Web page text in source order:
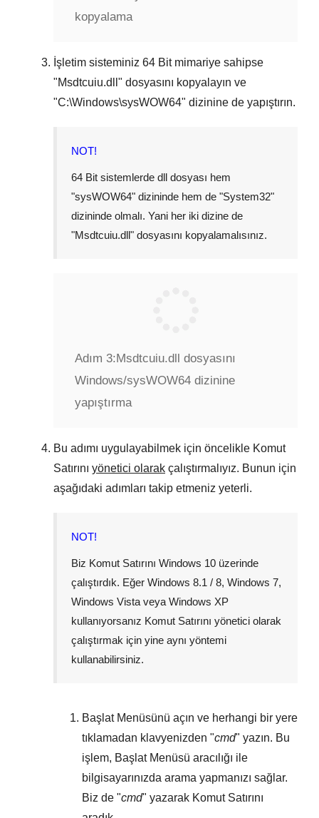
kopyalama
İşletim sisteminiz 64 Bitmimariye sahipse
"Msdtcuiu.dll " dosyasını kopyalayın ve
"C:\Windows\sysWOW64" dizinine de yapıştırın.
NOT!
64 Bit sistemlerde dll dosyası hem
"sysWOW64" dizininde hem de "System32"
dizininde olmalı. Yani her iki dizine de
"Msdtcuiu.dll" dosyasını kopyalamalısınız.
Adım 3:Msdtcuiu.dll dosyasını
Windows/sysWOW64 dizinine
yapıştırma
Bu adımı uygulayabilmek için öncelikle Komut
Satırını yönetici olarak çalıştırmalıyız. Bunun için
aşağıdaki adımları takip etmeniz yeterli.
NOT!
Biz Komut Satırını Windows 10 üzerinde
çalıştırdık. Eğer Windows 8.1 / 8, Windows 7,
Windows Vista veya Windows XP
kullanıyorsanız Komut Satırını yönetici olarak
çalıştırmak için yine aynı yöntemi
kullanabilirsiniz.
Başlat Menüsünü açın ve herhangi bir yere
tıklamadan klavyenizden "cmd" yazın. Bu
işlem, Başlat Menüsü aracılığı ile
bilgisayarınızda arama yapmanızı sağlar.
Biz de "cmd" yazarak Komut Satırını